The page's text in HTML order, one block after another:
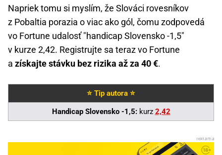
Napriek tomu si myslím, že Slováci rovesníkov
z Pobaltia porazia o viac ako gól, čomu zodpovedá
vo Fortune udalosť "handicap Slovensko -1,5"
v kurze 2,42. Registrujte sa teraz vo Fortune
a získajte stávku bez rizika až za 40 €.
⭐ Tip autora ⭐
Handicap Slovensko -1,5: kurz 2,42